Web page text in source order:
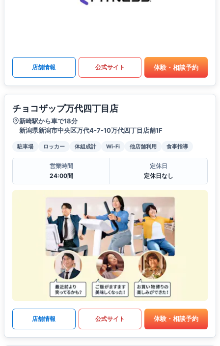
店舗情報 公式サイト 体験・相談予約
チョコザップ万代四丁目店
新崎駅から車で18分
新潟県新潟市中央区万代4-7-10万代四丁目店舗1F
駐車場 ロッカー 体組成計 Wi-Fi 他店舗利用 食事指導
営業時間
24:00間
定休日
定休日なし
店舗情報 公式サイト 体験・相談予約